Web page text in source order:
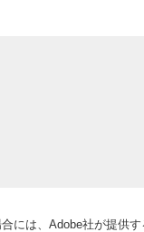
には、Adobe社が提供す